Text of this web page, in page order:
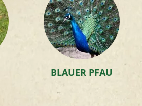
BLAUER PFAU